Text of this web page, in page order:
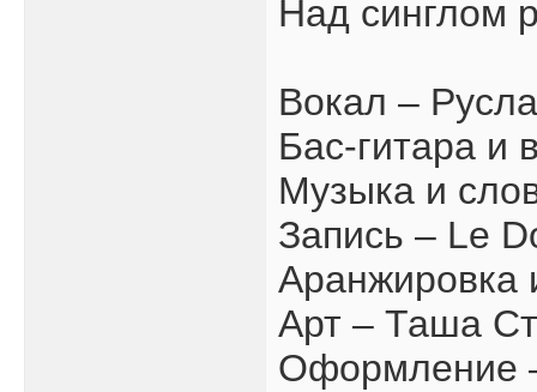
Над синглом
Вокал –
Бас-гитара и
Музыка и
Запись – Le
Арт – Таша
Оформление